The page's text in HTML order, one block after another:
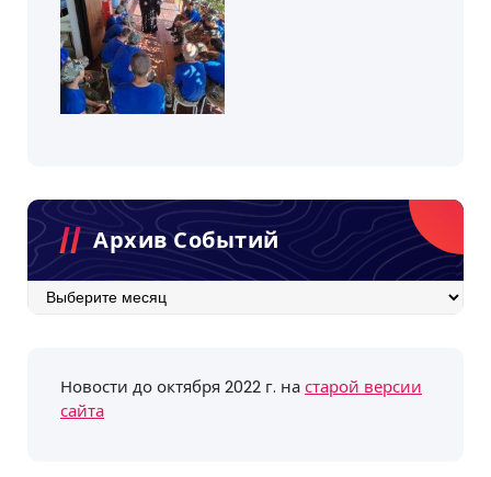
Архив Событий
Архив
Новости до октября 2022 г. настарой версии
сайта